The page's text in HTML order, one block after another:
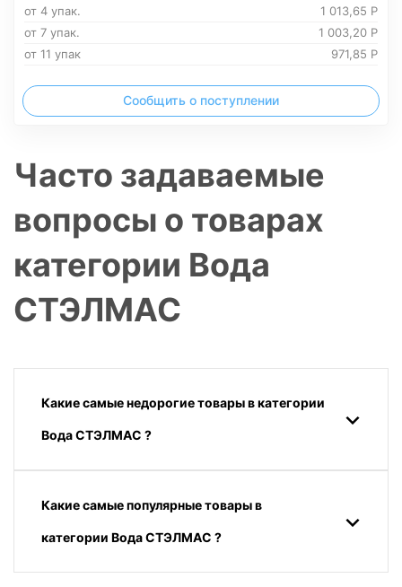
от 4 упак. 1 013,65 Р
от 7 упак.
1 003,20 Р
от 11 упак
971,85 Р
Сообщить о поступлении
Часто задаваемые
вопросы о товарах
категории Вода
СТЭЛМАС
Какие самые недорогие товары в категории
Вода СТЭЛМАС ?
Какие самые популярные товары в
категории Вода СТЭЛМАС ?